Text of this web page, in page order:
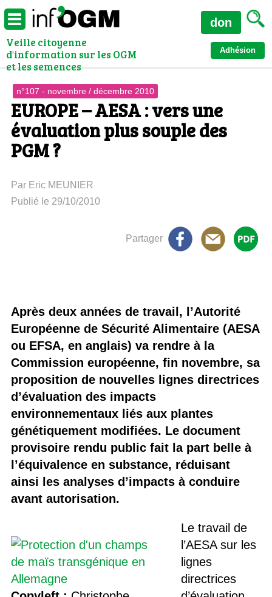
Veille citoyenne
d'information sur les OGM
et les semences
Adhésion
don
n°107 - novembre / décembre 2010
EUROPE – AESA : vers une
évaluation plus souple des
PGM ?
Par Eric MEUNIER
Publié le 29/10/2010
Partager
Après deux années de travail, l’Autorité
Européenne de Sécurité Alimentaire (AESA
ou EFSA, en anglais) va rendre à la
Commission européenne, fin novembre, sa
proposition de nouvelles lignes directrices
d’évaluation des impacts
environnementaux liés aux plantes
génétiquement modifiées. Le document
provisoire rendu public fait la part belle à
l’équivalence en substance, réduisant
ainsi les analyses d’impacts à conduire
avant autorisation.
Le travail de
l’AESA sur les
lignes
directrices